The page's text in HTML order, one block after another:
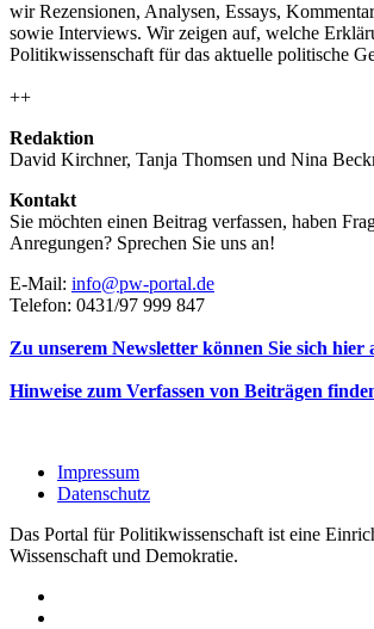
wir Rezensionen, Analysen, Essays,
sowie Interviews. Wir zeigen auf, welche
Politikwissenschaft für das aktuelle politische
++
Redaktion
David Kirchner, Tanja Thomsen und Nina
Kontakt
Sie möchten einen Beitrag verfassen, haben
Anregungen? Sprechen Sie uns an!
E-Mail: info@pw-portal.de
Telefon: 0431/97 999 847
Zu unserem Newsletter können Sie sich hier
Hinweise zum Verfassen von Beiträgen
Impressum
Datenschutz
Das Portal für Politikwissenschaft ist eine
Wissenschaft und Demokratie.